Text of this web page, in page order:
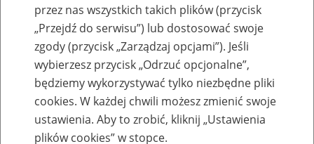
Komunikaty
przez nas wszystkich takich plików (przycisk
„Przejdź do serwisu”) lub dostosować swoje
zgody (przycisk „Zarządzaj opcjami”). Jeśli
wybierzesz przycisk „Odrzuć opcjonalne”,
będziemy wykorzystywać tylko niezbędne pliki
cookies. W każdej chwili możesz zmienić swoje
ustawienia. Aby to zrobić, kliknij „Ustawienia
plików cookies” w stopce.